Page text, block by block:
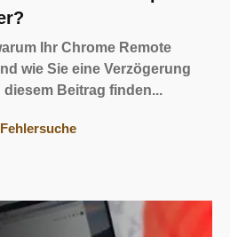
Ihr Chrome Remote
wie Sie eine Verzögerung
Beitrag finden...
Fehlersuche